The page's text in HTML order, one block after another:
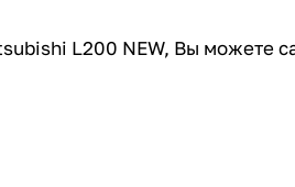
L200 NEW, Вы можете